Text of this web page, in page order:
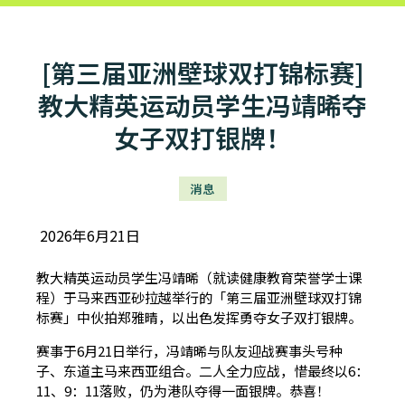
[第三届亚洲壁球双打锦标赛]
教大精英运动员学生冯靖晞夺
女子双打银牌！
消息
2026年6月21日
教大精英运动员学生冯靖晞（就读健康教育荣誉学士课
程）于马来西亚砂拉越举行的「第三届亚洲壁球双打锦
标赛」中伙拍郑雅晴，以出色发挥勇夺女子双打银牌。
赛事于6月21日举行，冯靖晞与队友迎战赛事头号种
子、东道主马来西亚组合。二人全力应战，惜最终以6：
11、9：11落败，仍为港队夺得一面银牌。恭喜！